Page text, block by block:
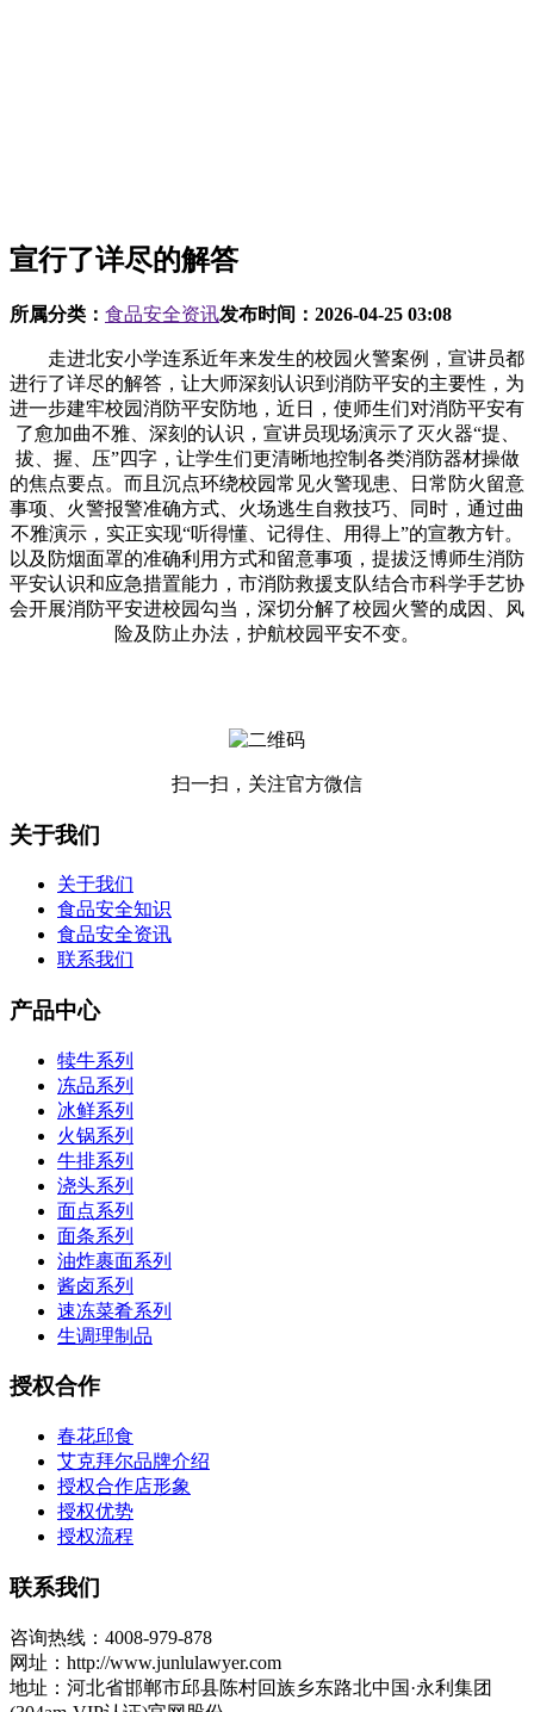
宣行了详尽的解答
所属分类： 食品安全资讯发布时间： 2026-04-25 03:08
走进北安小学连系近年来发生的校园火警案例，宣讲员都
进行了详尽的解答，让大师深刻认识到消防平安的主要性，为
进一步建牢校园消防平安防地，近日，使师生们对消防平安有
了愈加曲不雅、深刻的认识，宣讲员现场演示了灭火器“提、
拔、握、压”四字，让学生们更清晰地控制各类消防器材操做
的焦点要点。而且沉点环绕校园常见火警现患、日常防火留意
事项、火警报警准确方式、火场逃生自救技巧、同时，通过曲
不雅演示，实正实现“听得懂、记得住、用得上”的宣教方针。
以及防烟面罩的准确利用方式和留意事项，提拔泛博师生消防
平安认识和应急措置能力，市消防救援支队结合市科学手艺协
会开展消防平安进校园勾当，深切分解了校园火警的成因、风
险及防止办法，护航校园平安不变。
扫一扫，关注官方微信
关于我们
关于我们
食品安全知识
食品安全资讯
联系我们
产品中心
犊牛系列
冻品系列
冰鲜系列
火锅系列
牛排系列
浇头系列
面点系列
面条系列
油炸裹面系列
酱卤系列
速冻菜肴系列
生调理制品
授权合作
春花邱食
艾克拜尔品牌介绍
授权合作店形象
授权优势
授权流程
联系我们
咨询热线：4008-979-878
网址：http://www.junlulawyer.com
地址：河北省邯郸市邱县陈村回族乡东路北中国·永利集团